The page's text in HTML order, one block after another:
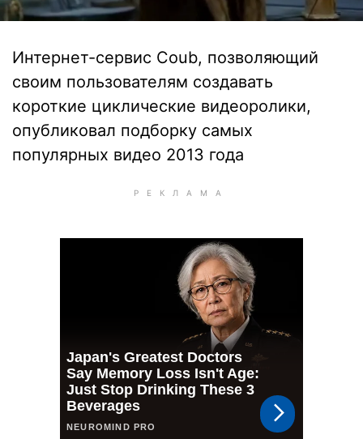
Интернет-сервис Coub, позволяющий
своим пользователям создавать
короткие циклические видеоролики,
опубликовал подборку самых
популярных видео 2013 года